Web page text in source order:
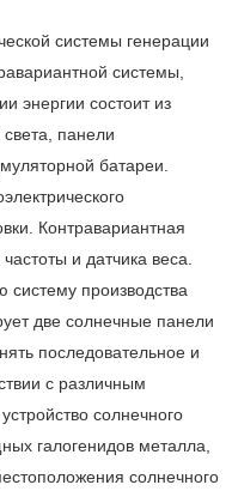
системы генерации
системы,
энергии состоит из
панели
батареи.
Контравариантная
и датчика веса.
систему производства
две солнечные панели
последовательное и
с различным
солнечного
галогенидов металла,
солнечного